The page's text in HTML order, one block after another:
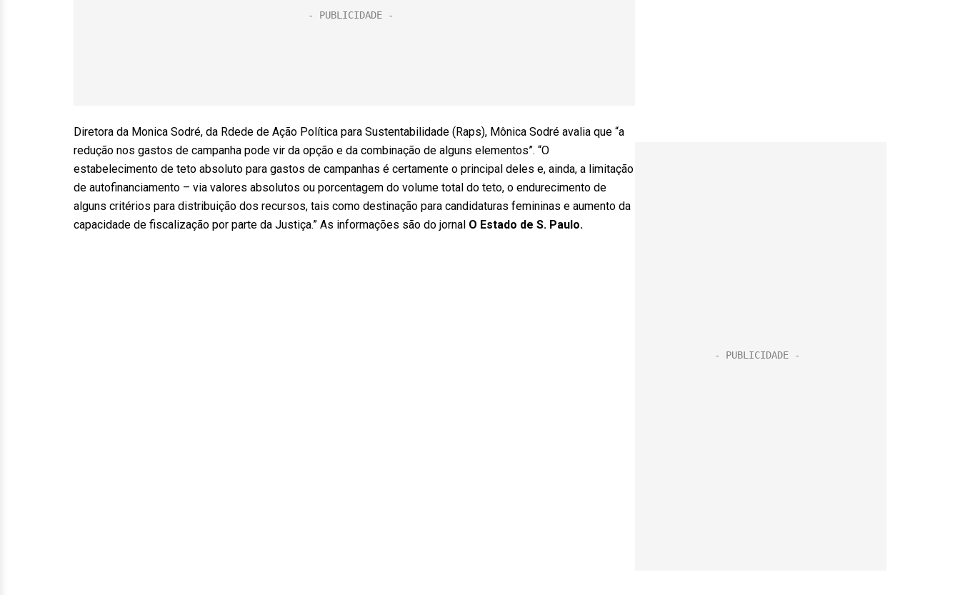
Diretora da Monica Sodré, da Rdede de Ação Política para Sustentabilidade (Raps), Mônica Sodré avalia que “a
redução nos gastos de campanha pode vir da opção e da combinação de alguns elementos”. “O
estabelecimento de teto absoluto para gastos de campanhas é certamente o principal deles e, ainda, a limitação
de autofinanciamento – via valores absolutos ou porcentagem do volume total do teto, o endurecimento de
alguns critérios para distribuição dos recursos, tais como destinação para candidaturas femininas e aumento da
capacidade de fiscalização por parte da Justiça.” As informações são do jornal O Estado de S. Paulo.